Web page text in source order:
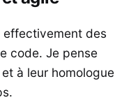
effectivement des
code. Je pense
à leur homologue